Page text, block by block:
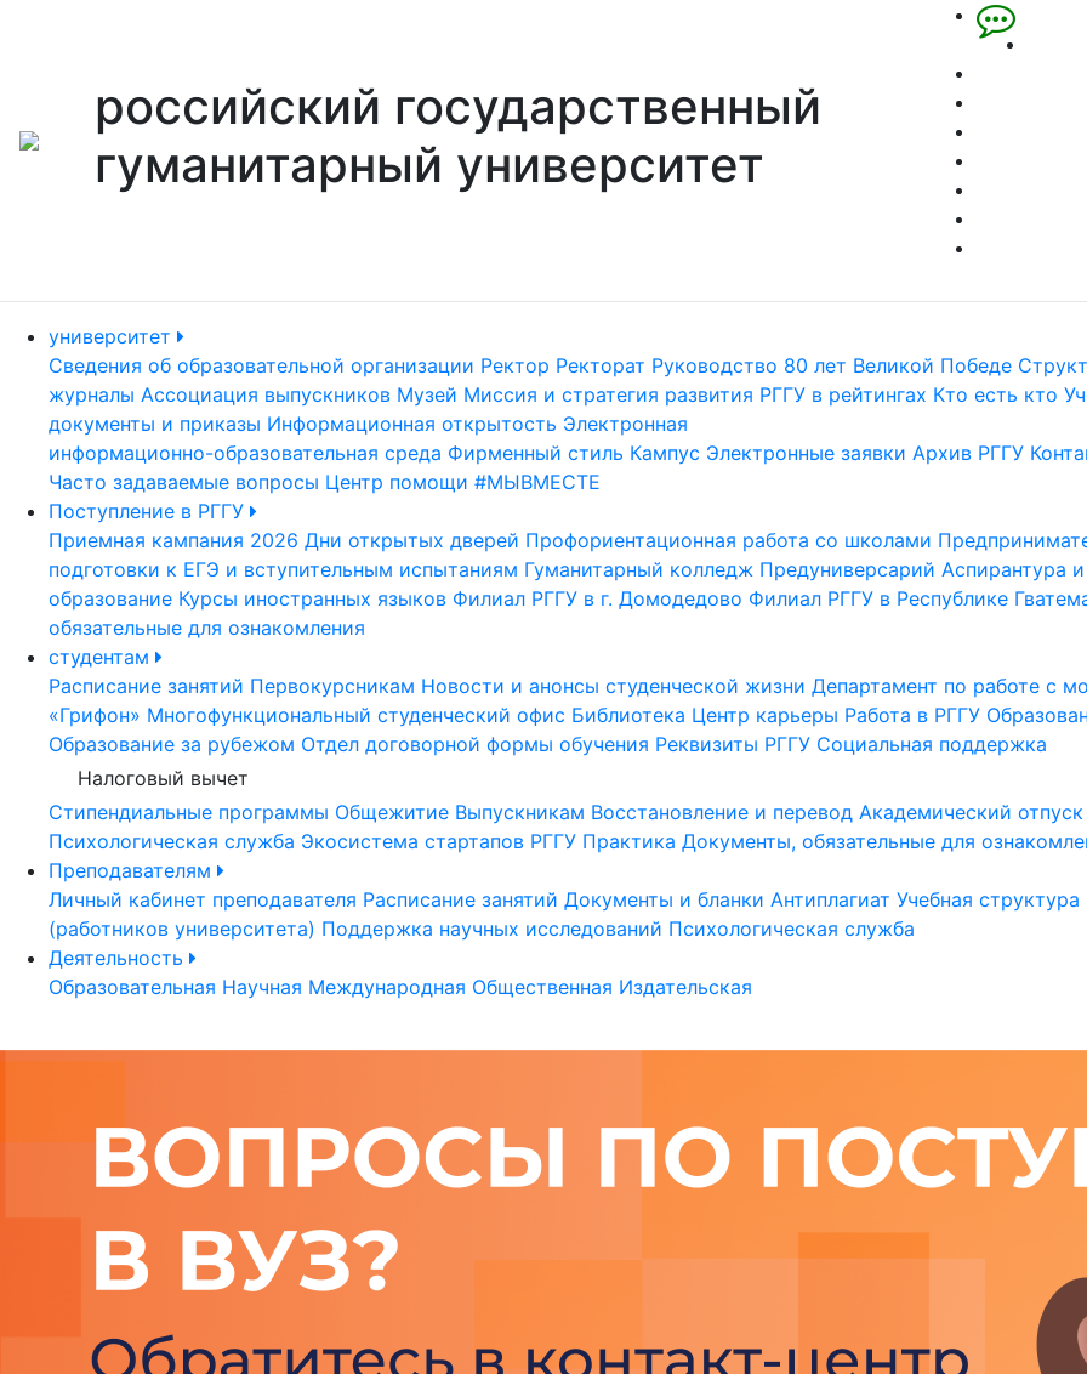
российский государственный
гуманитарный университет
университет
Сведения об образовательной организации Ректор Ректорат Руководство 80 лет Великой Победе
журналы Ассоциация выпускников Музей Миссия и стратегия развития РГГУ в рейтингах Кто есть кто
документы и приказы Информационная открытость Электронная
информационно-образовательная среда Фирменный стиль Кампус Электронные заявки Архив РГГУ
Часто задаваемые вопросы Центр помощи #МЫВМЕСТЕ
Поступление в РГГУ
Приемная кампания 2026 Дни открытых дверей Профориентационная работа со школами
подготовки к ЕГЭ и вступительным испытаниям Гуманитарный колледж Предуниверсарий Аспирантура
образование Курсы иностранных языков Филиал РГГУ в г. Домодедово Филиал РГГУ в Республике
обязательные для ознакомления
студентам
Расписание занятий Первокурсникам Новости и анонсы студенческой жизни Департамент по работе с
«Грифон» Многофункциональный студенческий офис Библиотека Центр карьеры Работа в РГГУ
Образование за рубежом Отдел договорной формы обучения Реквизиты РГГУ Социальная поддержка
Налоговый вычет
Стипендиальные программы Общежитие Выпускникам Восстановление и перевод Академический отпуск
Психологическая служба Экосистема стартапов РГГУ Практика Документы, обязательные для
Преподавателям
Личный кабинет преподавателя Расписание занятий Документы и бланки Антиплагиат Учебная структура
(работников университета) Поддержка научных исследований Психологическая служба
Деятельность
Образовательная Научная Международная Общественная Издательская